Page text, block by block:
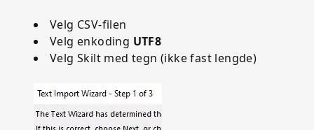
Velg CSV-filen
Velg enkoding UTF8
Velg Skilt med tegn (ikke fast lengde)